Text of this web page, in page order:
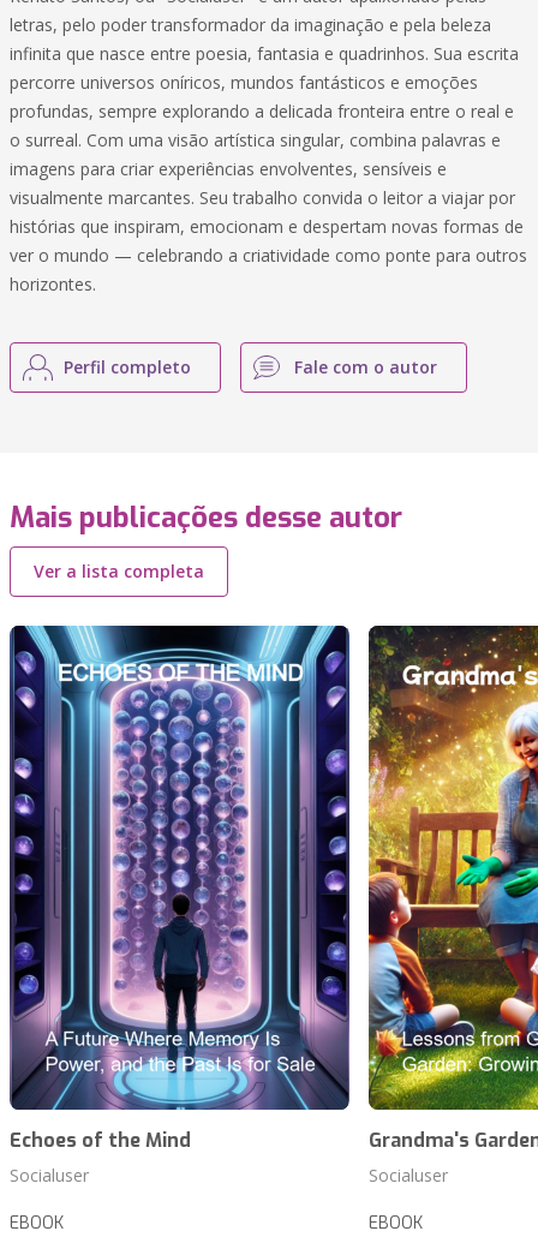
letras, pelo poder transformador da imaginação e pela beleza
infinita que nasce entre poesia, fantasia e quadrinhos. Sua escrita
percorre universos oníricos, mundos fantásticos e emoções
profundas, sempre explorando a delicada fronteira entre o real e
o surreal. Com uma visão artística singular, combina palavras e
imagens para criar experiências envolventes, sensíveis e
visualmente marcantes. Seu trabalho convida o leitor a viajar por
histórias que inspiram, emocionam e despertam novas formas de
ver o mundo — celebrando a criatividade como ponte para outros
horizontes.
Perfil completo Fale com o autor
Mais publicações desse autor
Ver a lista completa
Echoes of the Mind
Socialuser
EBOOK
Grandma's
Socialuser
EBOOK